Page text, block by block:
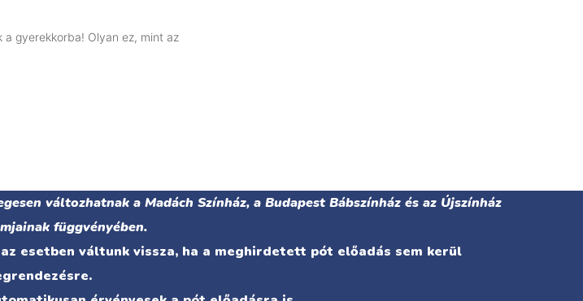
a gyerekkorba! Olyan ez, mint az
változhatnak a Madách Színház, a Budapest Bábszínház és az Újszínház
függvényében.
esetben váltunk vissza, ha a meghirdetett pót előadás sem kerül